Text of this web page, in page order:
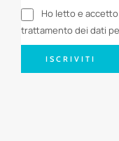
Ho letto e
trattamento dei dati
ISCRIVITI